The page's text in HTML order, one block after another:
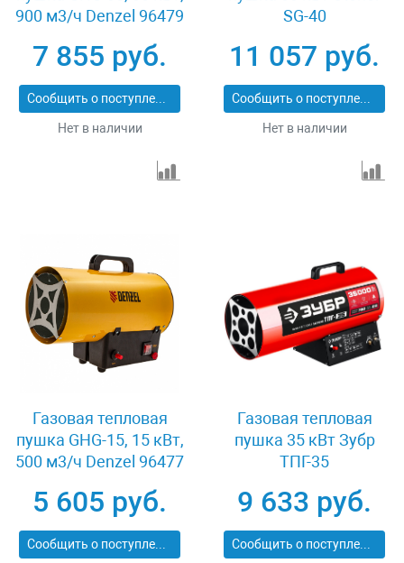
900 м3/ч Denzel 96479
7 855 руб.
Сообщить о поступлении
Нет в наличии
SG-40
11 057 руб.
Сообщить о поступлении
Нет в наличии
Газовая тепловая
пушка GHG-15, 15 кВт,
500 м3/ч Denzel 96477
5 605 руб.
Сообщить о поступлении
Газовая тепловая
пушка 35 кВт Зубр
ТПГ-35
9 633 руб.
Сообщить о поступлении